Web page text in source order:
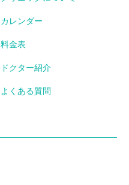
カレンダー
料金表
ドクター紹介
よくある質問